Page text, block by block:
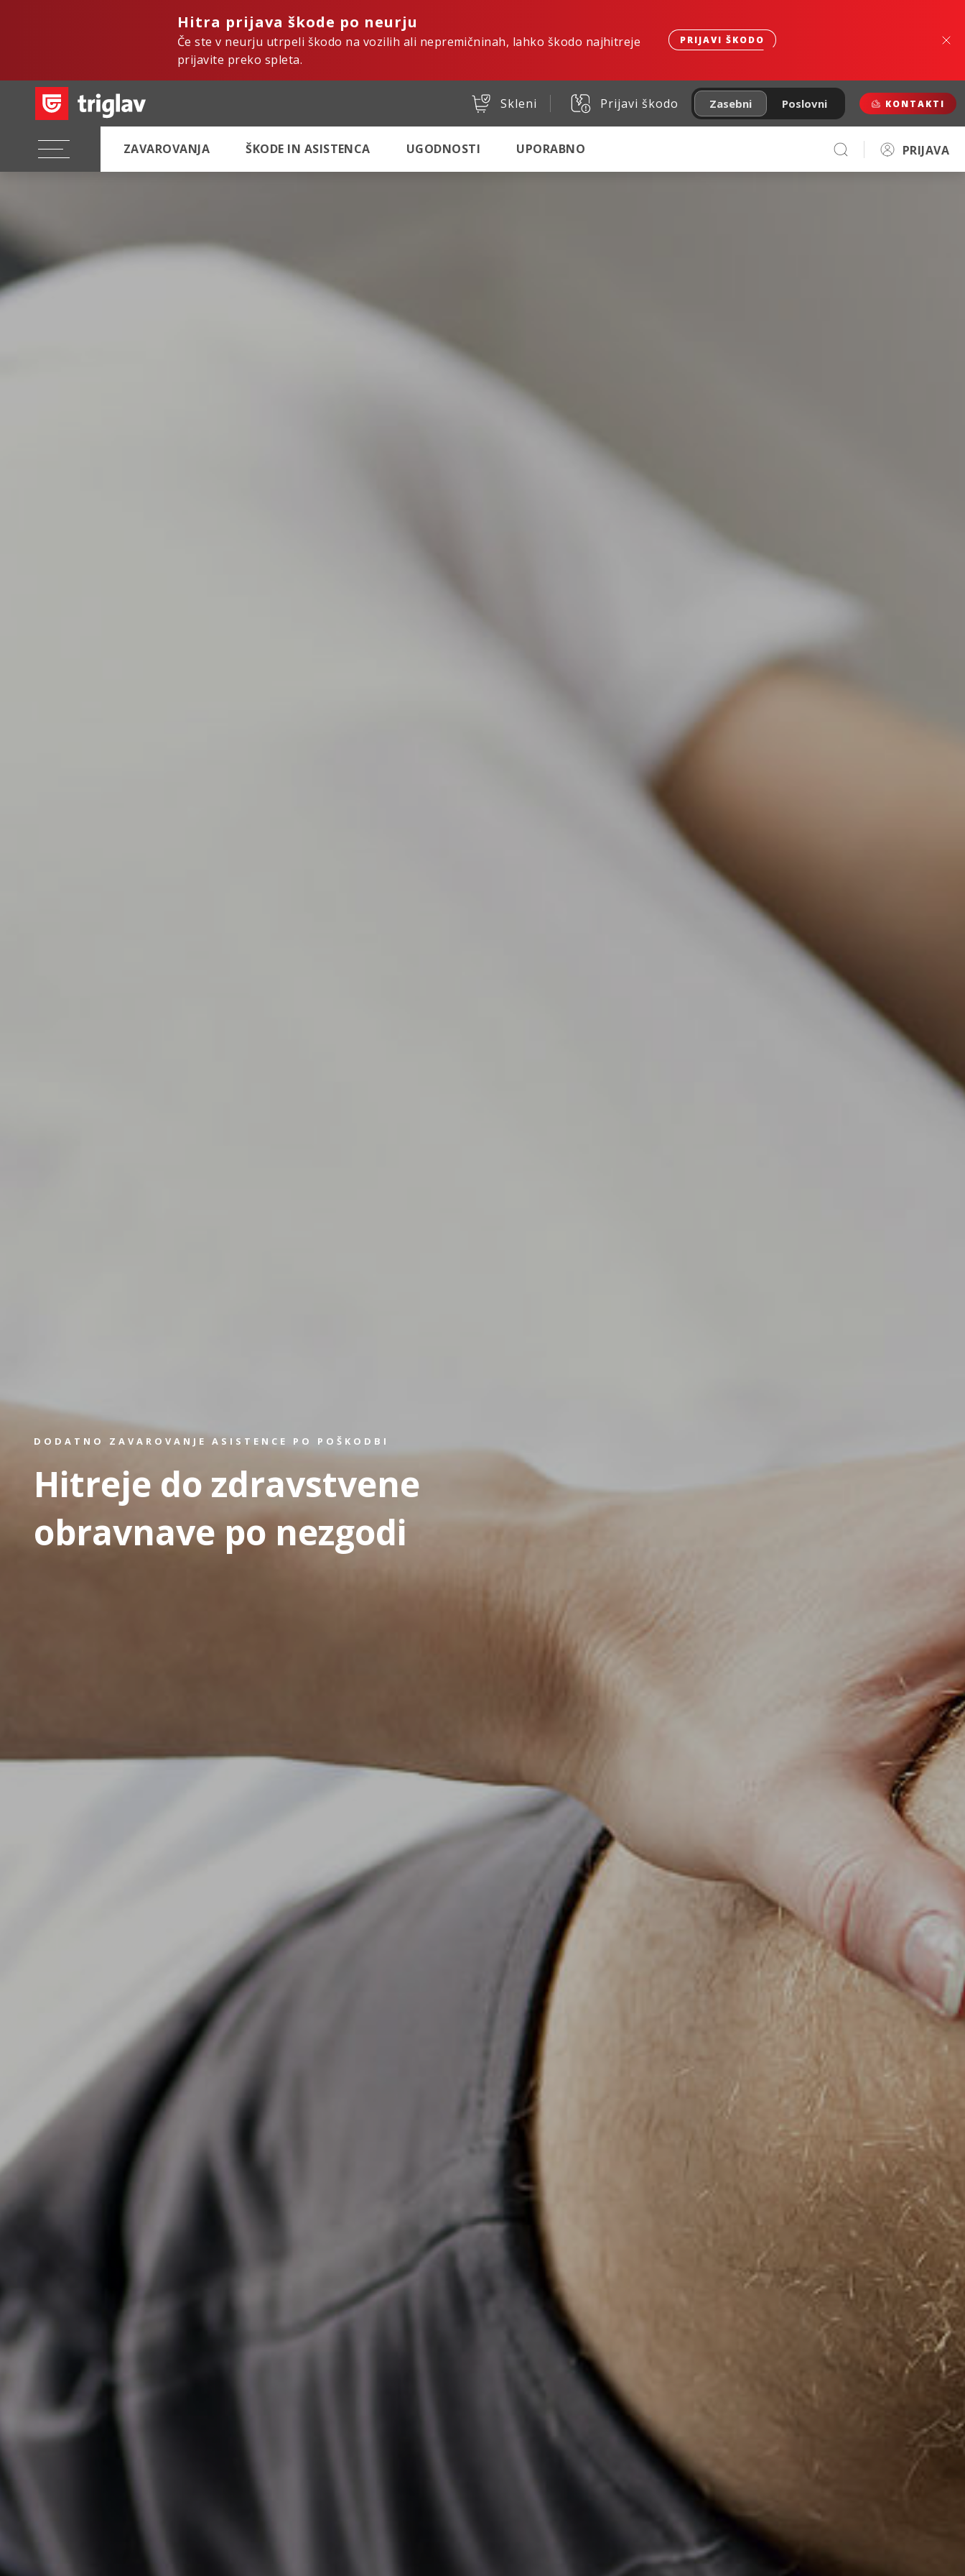
Hitra prijava škode po neurju
Če ste v neurju utrpeli škodo na vozilih ali nepremičninah, lahko škodo najhitreje
prijavite preko spleta.
PRIJAVI ŠKODO
Skleni Prijavi škodo Zasebni Poslovni KONTAKTI
ZAVAROVANJA ŠKODE IN ASISTENCA UGODNOSTI UPORABNO PRIJAVA
DODATNO ZAVAROVANJE ASISTENCE PO POŠKODBI
Hitreje do zdravstvene
obravnave po nezgodi